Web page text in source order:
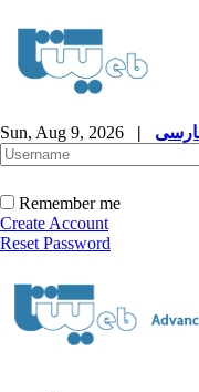
Sun, Aug 9, 2026 |
Remember me
Create Account
Reset Password